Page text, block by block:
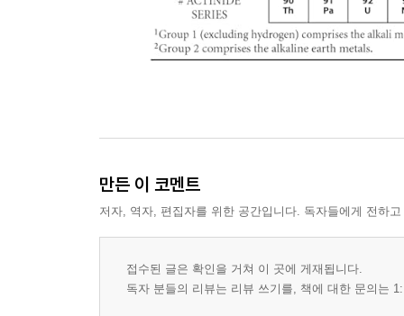
만든 이 코멘트
저자, 역자, 편집자를 위한 공간입니다. 독자들에게 전하
접수된 글은 확인을 거쳐 이 곳에 게재됩니다.
독자 분들의 리뷰는 리뷰 쓰기를, 책에 대한 문의는